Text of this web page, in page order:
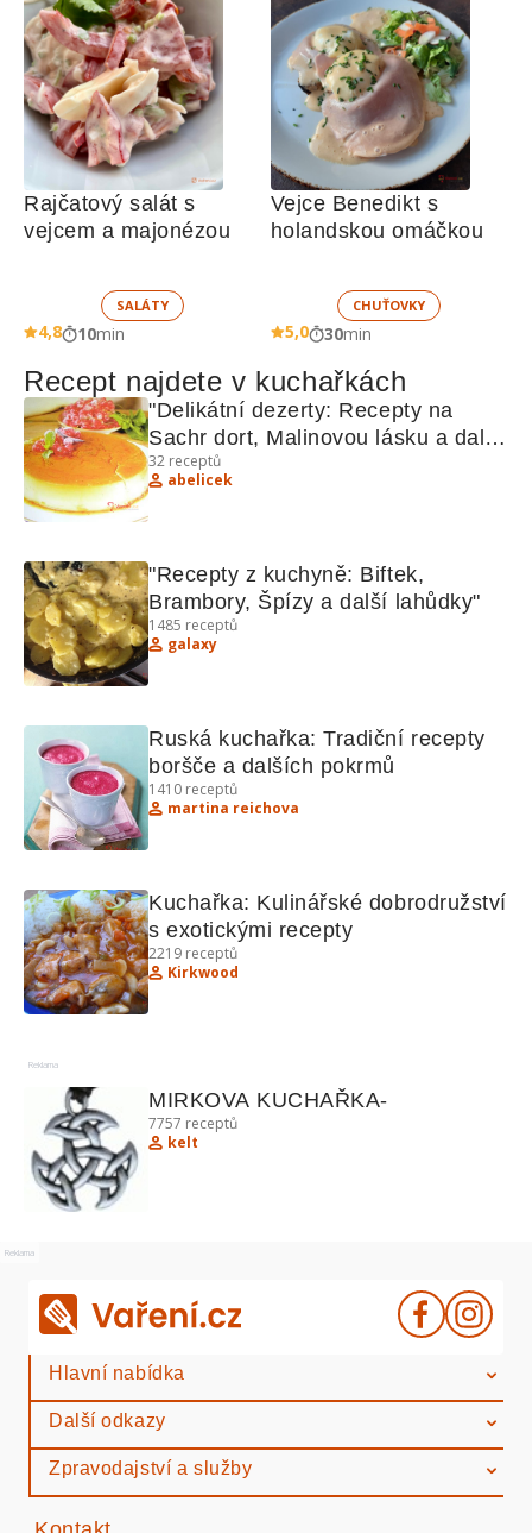
Rajčatový salát s
vejcem a majonézou
SALÁTY
4,8 10min
Vejce Benedikt s
holandskou omáčkou
CHUŤOVKY
5,0 30min
Recept najdete v kuchařkách
"Delikátní dezerty: Recepty na
Sachr dort, Malinovou lásku a další
sladkosti"
32 receptů
abelicek
"Recepty z kuchyně: Biftek,
Brambory, Špízy a další lahůdky"
1485 receptů
galaxy
Ruská kuchařka: Tradiční recepty
boršče a dalších pokrmů
1410 receptů
martina reichova
Kuchařka: Kulinářské dobrodružství
s exotickými recepty
2219 receptů
Kirkwood
Reklama
MIRKOVA KUCHAŘKA-
7757 receptů
kelt
Reklama
Hlavní nabídka
Další odkazy
Zpravodajství a služby